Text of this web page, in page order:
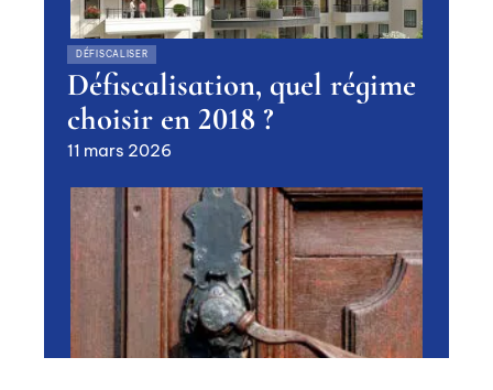
DÉFISCALISER
Défiscalisation, quel régime
choisir en 2018 ?
11 mars 2026